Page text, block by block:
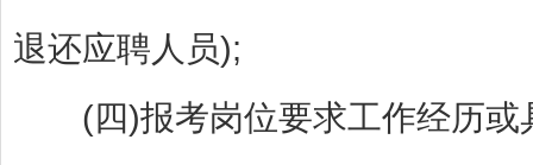
退还应聘人员);
(四)报考岗位要求工作经历或